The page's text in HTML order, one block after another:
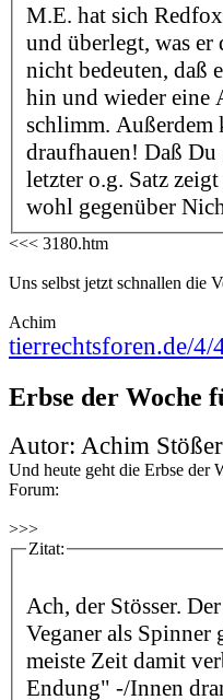
M.E. hat sich
und überlegt, was er
nicht bedeuten, daß
hin und wieder eine
schlimm. Außerdem
draufhauen! Daß
letzter o.g. Satz
wohl gegenüber
<<< 3180.htm
Uns selbst jetzt schnallen die
Achim
tierrechtsforen.de/4/
Erbse der Woche
Autor: Achim
Und heute geht die Erbse der
Forum:
>>>
Zitat:
Ach, der Stösser.
Veganer als
meiste Zeit damit
Endung" -/Innen